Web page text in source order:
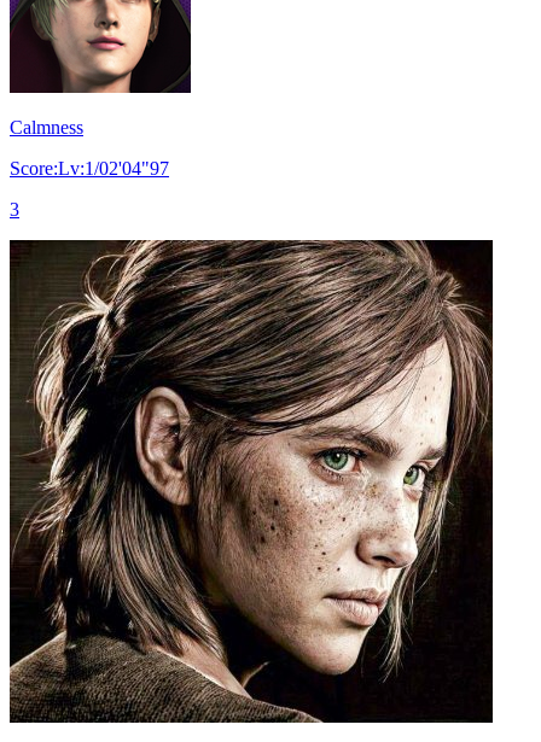
Calmness
Score:Lv:1/02'04"97
3